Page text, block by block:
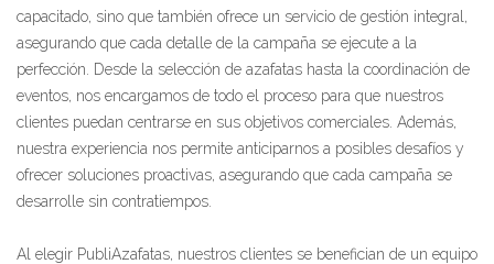
capacitado, sino que también ofrece un servicio de gestión integral,
asegurando que cada detalle de la campaña se ejecute a la
perfección. Desde la selección de azafatas hasta la coordinación de
eventos, nos encargamos de todo el proceso para que nuestros
clientes puedan centrarse en sus objetivos comerciales. Además,
nuestra experiencia nos permite anticiparnos a posibles desafíos y
ofrecer soluciones proactivas, asegurando que cada campaña se
desarrolle sin contratiempos.
Al elegir PubliAzafatas, nuestros clientes se benefician de un equipo